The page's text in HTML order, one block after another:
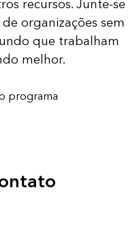
recursos. Junte-se
organizações sem
que trabalham
melhor.
programa